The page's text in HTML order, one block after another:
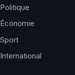
Politique
Économie
Sport
International